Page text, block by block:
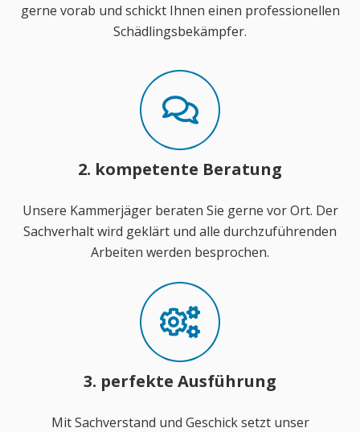
gerne vorab und schickt Ihnen einen professionellen
Schädlingsbekämpfer.
2. kompetente Beratung
Unsere Kammerjäger beraten Sie gerne vor Ort. Der
Sachverhalt wird geklärt und alle durchzuführenden
Arbeiten werden besprochen.
3. perfekte Ausführung
Mit Sachverstand und Geschick setzt unser